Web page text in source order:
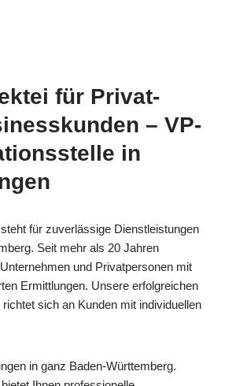
für Privat-
– VP-
in
für zuverlässige Dienstleistungen
Seit mehr als 20 Jahren
und Privatpersonen mit
Ermittlungen. Unsere erfolgreichen
sich an Kunden mit individuellen
in ganz Baden-Württemberg.